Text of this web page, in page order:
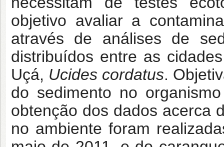
objetivo avaliar a
através de análises de
distribuídos entre as
Uçá, Ucides cordatus.
do sedimento no
obtenção dos dados acerca
no ambiente foram